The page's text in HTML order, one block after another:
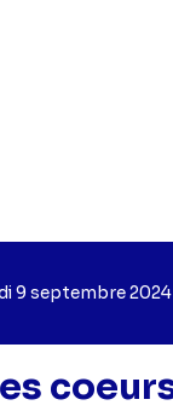
9 septembre 2024